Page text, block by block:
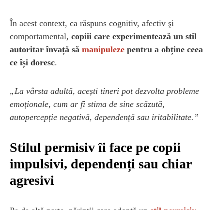
În acest context, ca răspuns cognitiv, afectiv şi
comportamental, copiii care experimentează un stil
autoritar învață să manipuleze pentru a obține ceea
ce își doresc.
„La vârsta adultă, acești tineri pot dezvolta probleme
emoționale, cum ar fi stima de sine scăzută,
autopercepție negativă, dependență sau iritabilitate.”
Stilul permisiv îi face pe copii
impulsivi, dependenți sau chiar
agresivi